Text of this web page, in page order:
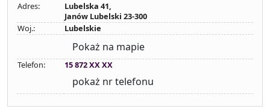
Adres:
Lubelska 41,
Janów Lubelski 23-300
Woj.:
Lubelskie
Pokaż na mapie
Telefon: 15 872 XX XX
pokaż nr telefonu